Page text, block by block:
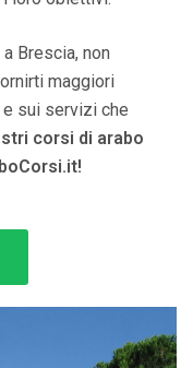
Brescia, non
maggiori
sui servizi che
corsi di arabo